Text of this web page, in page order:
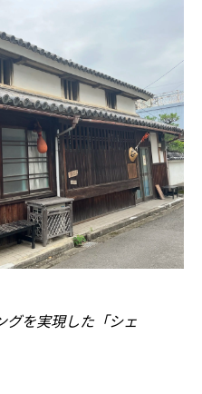
を実現した「シェ